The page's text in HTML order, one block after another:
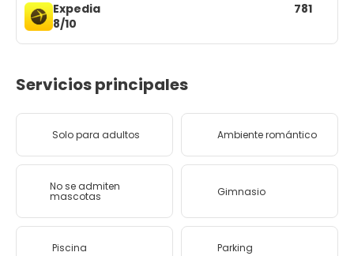
Expedia
8/10
781
Servicios principales
Solo para adultos Ambiente romántico
No se admiten
mascotas Gimnasio
Piscina Parking